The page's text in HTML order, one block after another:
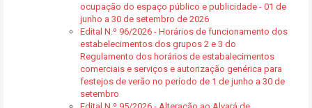
ocupação do espaço público e publicidade - 01 de
junho a 30 de setembro de 2026
Edital N.º 96/2026 - Horários de funcionamento dos
estabelecimentos dos grupos 2 e 3 do
Regulamento dos horários de estabalecimentos
comerciais e serviços e autorização genérica para
festejos de verão no período de 1 de junho a 30 de
setembro